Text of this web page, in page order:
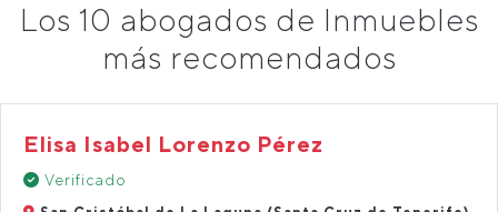
Los 10 abogados de Inmuebles
más recomendados
Elisa Isabel Lorenzo Pérez
Verificado